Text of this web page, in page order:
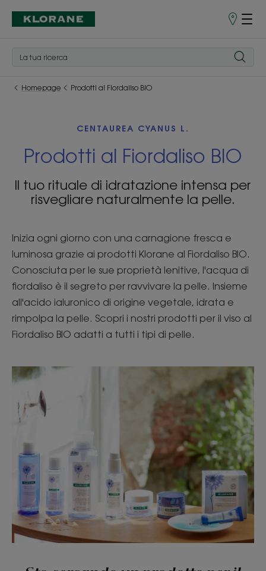
Punti
Homepage Prodotti al Fiordaliso BIO
CENTAUREA CYANUS L.
Prodotti al Fiordaliso BIO
Il tuo rituale di idratazione intensa per
risvegliare naturalmente la pelle.
Inizia ogni giorno con una carnagione fresca e
luminosa grazie ai prodotti Klorane al Fiordaliso BIO.
Conosciuta per le sue proprietà lenitive, l'acqua di
fiordaliso è il segreto per ravvivare la pelle. Insieme
all'acido ialuronico di origine vegetale, idrata e
rimpolpa la pelle. Scopri i nostri prodotti per il viso al
Fiordaliso BIO adatti a tutti i tipi di pelle.